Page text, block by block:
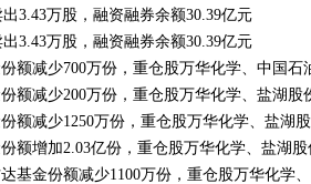
3.43万股，融资融券余额30.39亿元
3.43万股，融资融券余额30.39亿元
额减少700万份，重仓股万华化学、中国石
额减少200万份，重仓股万华化学、盐湖股
额减少1250万份，重仓股万华化学、盐湖
额增加2.03亿份，重仓股万华化学、盐湖
基金份额减少1100万份，重仓股万华化学